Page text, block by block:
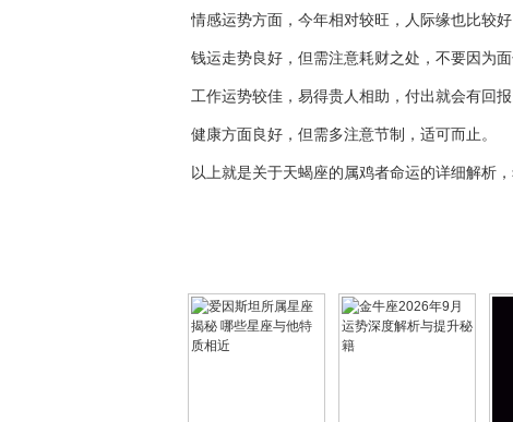
情感运势方面，今年相对较旺，人际缘也比较
钱运走势良好，但需注意耗财之处，不要因为面
工作运势较佳，易得贵人相助，付出就会有回报
健康方面良好，但需多注意节制，适可而止。
以上就是关于天蝎座的属鸡者命运的详细解析